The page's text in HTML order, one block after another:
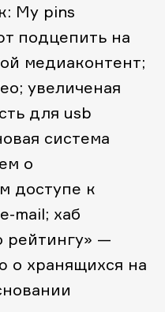
My pins
подцепить на
медиаконтент;
увеличеная
для usb
система
о
доступе к
mail; хаб
рейтингу» —
о хранящихся на